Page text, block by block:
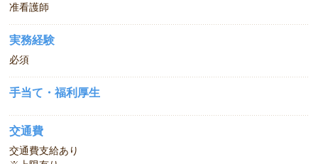
准看護師
実務経験
必須
手当て・福利厚生
交通費
交通費支給あり